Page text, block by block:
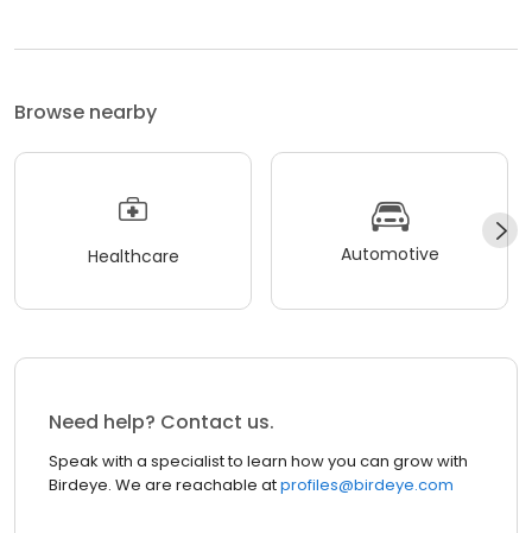
Browse nearby
Healthcare Automotive
Need help? Contact us.
Speak with a specialist to learn how you can grow with
Birdeye. We are reachable atprofiles@birdeye.com